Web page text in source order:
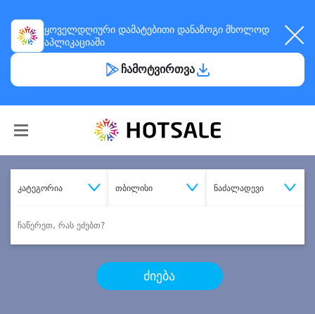
ყოველდღიური დამატებითი დანაზოგი მხოლოდ
აპლიკაციაში
ჩამოტვირთვა
კატეგორია თბილისი ნაძალადევი
ძიება